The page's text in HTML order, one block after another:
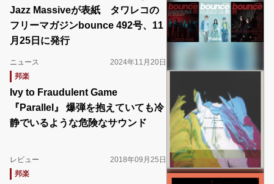
Jazz Massiveが表紙 タワレコの
フリーマガジンbounce 492号、11
月25日に発行
ニュース
2024年11月20日
邦楽
Ivy to Fraudulent Game
『Parallel』 爆弾を抱えていても冷
静でいるような危険なサウンド
レビュー
2018年09月25日
邦楽